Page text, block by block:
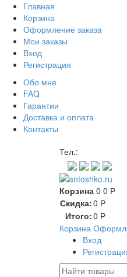
Главная
Корзина
Оформление заказа
Мои заказы
Вход
Регистрация
Обо мне
FAQ
Гарантии
Доставка и оплата
Контакты
Тел.:
Корзина 0 0 Р
Скидка:0 Р
Итого:0 Р
Корзина
Вход